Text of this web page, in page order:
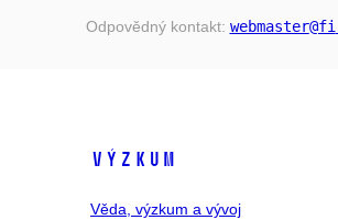
Odpovědný kontakt: webmaster@fi
VÝZKUM
Věda, výzkum a vývoj